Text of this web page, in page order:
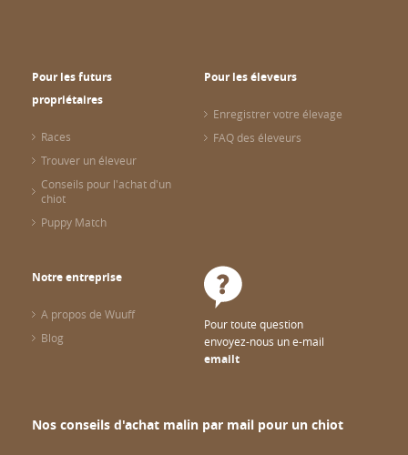
Pour les futurs
propriétaires
Races
Trouver un éleveur
Conseils pour l'achat d'un
chiot
Puppy Match
Pour les éleveurs
Enregistrer votre élevage
FAQ des éleveurs
Notre entreprise
A propos de Wuuff
Blog
Pour toute question
envoyez-nous un e-mail
emailt
Nos conseils d'achat malin par mail pour un chiot